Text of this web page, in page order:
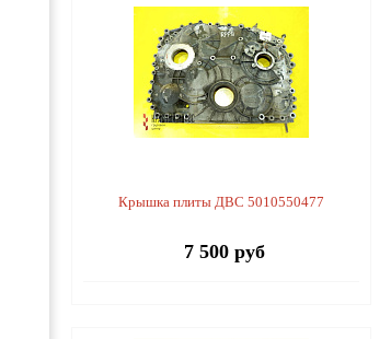
Крышка плиты ДВС 5010550477
7 500 руб